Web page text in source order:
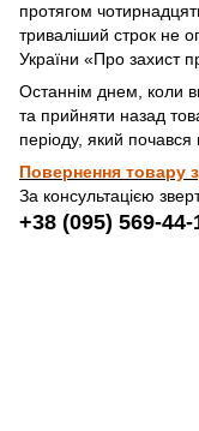
протягом
триваліший строк не
України «Про захист
Останнім днем, коли
та прийняти назад
періоду, який
Повернення товару
За консультацією
+38 (095) 569-